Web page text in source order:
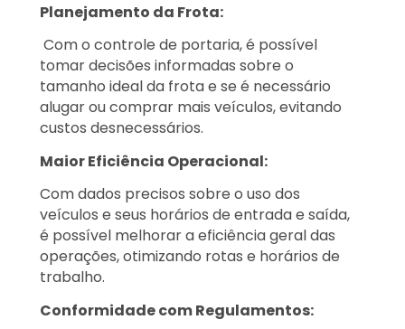
Planejamento da Frota:
Com o controle de portaria, é possível
tomar decisões informadas sobre o
tamanho ideal da frota e se é necessário
alugar ou comprar mais veículos, evitando
custos desnecessários.
Maior Eficiência Operacional:
Com dados precisos sobre o uso dos
veículos e seus horários de entrada e saída,
é possível melhorar a eficiência geral das
operações, otimizando rotas e horários de
trabalho.
Conformidade com Regulamentos: